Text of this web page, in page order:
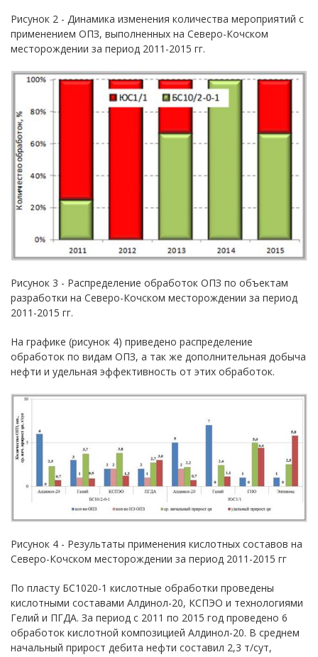
Рисунок 2 - Динамика изменения количества мероприятий с
применением ОПЗ, выполненных на Северо-Кочском
месторождении за период 2011-2015 гг.
Рисунок 3 - Распределение обработок ОПЗ по объектам
разработки на Северо-Кочском месторождении за период
2011-2015 гг.
На графике (рисунок 4) приведено распределение
обработок по видам ОПЗ, а так же дополнительная добыча
нефти и удельная эффективность от этих обработок.
Рисунок 4 - Результаты применения кислотных составов на
Северо-Кочском месторождении за период 2011-2015 гг
По пласту БС1020-1 кислотные обработки проведены
кислотными составами Алдинол-20, КСПЭО и технологиями
Гелий и ПГДА. За период с 2011 по 2015 год проведено 6
обработок кислотной композицией Алдинол-20. В среднем
начальный прирост дебита нефти составил 2,3 т/сут,